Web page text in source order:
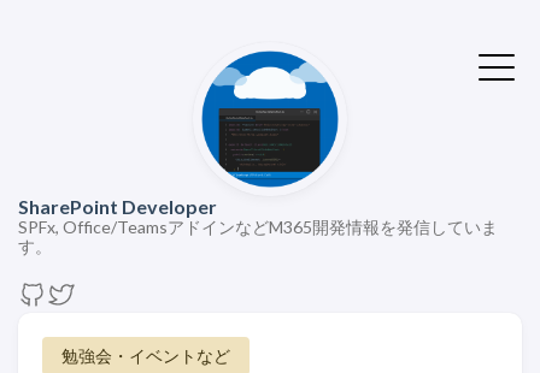
SharePoint Developer
SPFx, Office/TeamsアドインなどM365開発情報を発信していま
す。
勉強会・イベントなど